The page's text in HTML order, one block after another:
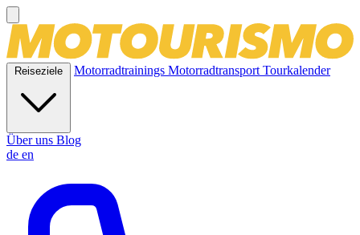
Reiseziele Motorradtrainings MotorradtransportTourkalender
Über uns Blog
de en